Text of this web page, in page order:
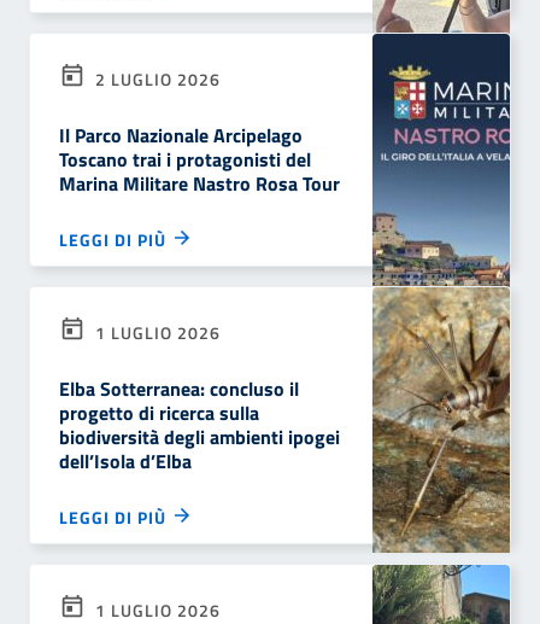
2 LUGLIO 2026
Il Parco Nazionale Arcipelago
Toscano trai i protagonisti del
Marina Militare Nastro Rosa Tour
LEGGI DI PIÙ
1 LUGLIO 2026
Elba Sotterranea: concluso il
progetto di ricerca sulla
biodiversità degli ambienti ipogei
dell’Isola d’Elba
LEGGI DI PIÙ
1 LUGLIO 2026